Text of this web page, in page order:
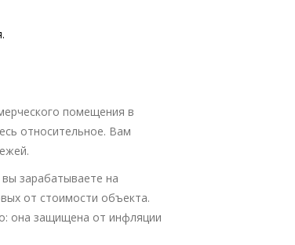
помещения в
относительное. Вам
зарабатываете на
от стоимости объекта.
она защищена от инфляции